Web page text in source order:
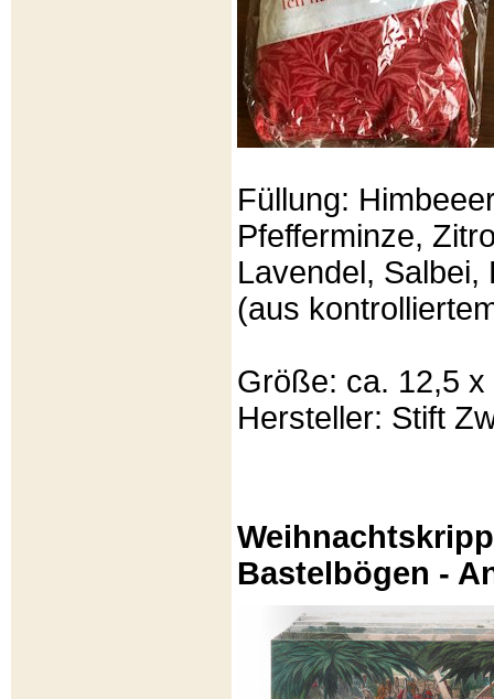
Füllung:
Pfefferminze,
Lavendel, Salbei,
(aus
Größe: ca. 12,5 x
Hersteller: Stift
Bastelbögen -